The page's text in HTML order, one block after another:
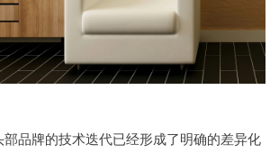
品牌的技术迭代已经形成了明确的差异化